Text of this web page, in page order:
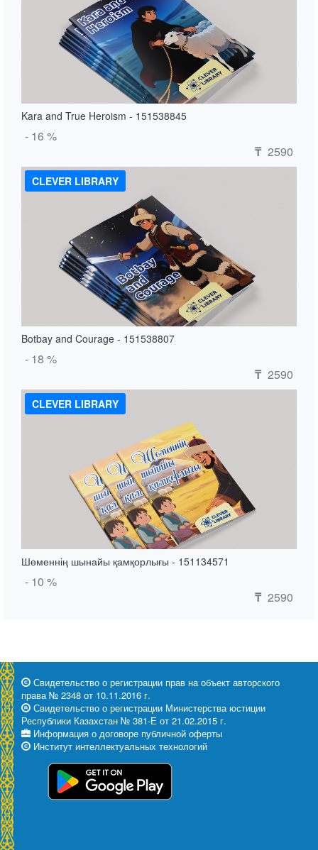
Kara and True Heroism - 151538845
- 16 %
₸ 2590
CLEVER LIBRARY
Botbay and Courage - 151538807
- 18 %
₸ 2590
CLEVER LIBRARY
Шөменнің шынайы қамқорлығы - 151134571
- 10 %
₸ 2590
Свидетельство о регистрации прав на объект авторского
права № 2348 от 10.11.2016 г.
Свидетельство о регистрации Министерства юстиции
Республики Казахстан № 381-Е от 21.02.2015 г.
Информация о договоре публичной оферты
Институт интеллектуальных технологий